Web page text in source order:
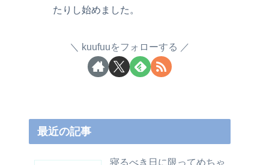
たりし始めました。
kuufuuをフォローする
最近の記事
寝るべき日に限ってめちゃ